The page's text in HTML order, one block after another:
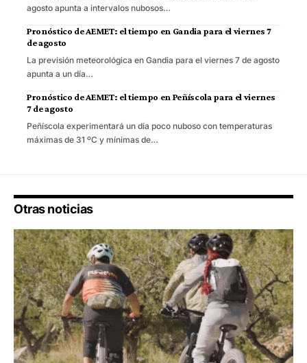
agosto apunta a intervalos nubosos…
Pronóstico de AEMET: el tiempo en Gandia para el viernes 7
de agosto
La previsión meteorológica en Gandia para el viernes 7 de agosto
apunta a un día…
Pronóstico de AEMET: el tiempo en Peñíscola para el viernes
7 de agosto
Peñíscola experimentará un día poco nuboso con temperaturas
máximas de 31 ºC y mínimas de…
Otras noticias